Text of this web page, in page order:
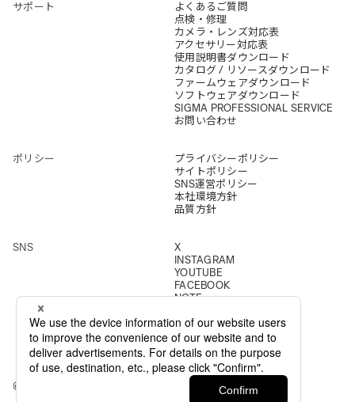
サポート
よくあるご質問
点検・修理
カメラ・レンズ対応表
アクセサリー対応表
使用説明書ダウンロード
カタログ / リソースダウンロード
ファームウェアダウンロード
ソフトウェアダウンロード
SIGMA PROFESSIONAL SERVICE
お問い合わせ
ポリシー
プライバシーポリシー
サイトポリシー
SNS運営ポリシー
本社環境方針
品質方針
SNS
X
INSTAGRAM
YOUTUBE
FACEBOOK
NOTE
© 2026 All Rights Reserved